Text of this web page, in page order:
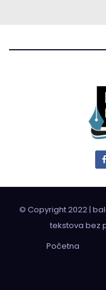
© Copyright 2022 |
tekstova bez
Početna